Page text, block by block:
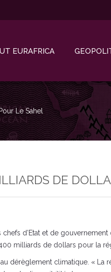
EURAFRICA
Le Sahel
DE
d’Etat et de
milliards de dollars pour la
dérèglement climatique. «